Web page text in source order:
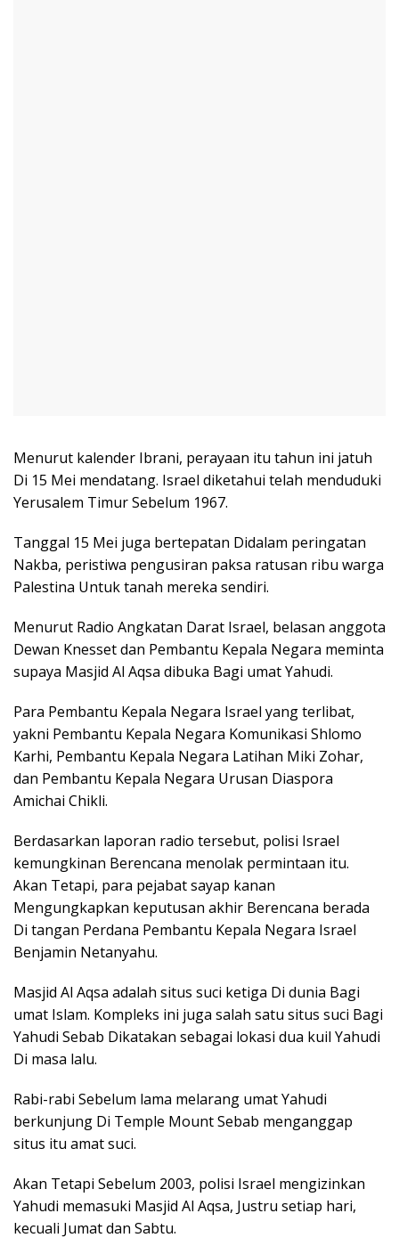
Menurut kalender Ibrani, perayaan itu tahun ini jatuh
Di 15 Mei mendatang. Israel diketahui telah menduduki
Yerusalem Timur Sebelum 1967.
Tanggal 15 Mei juga bertepatan Didalam peringatan
Nakba, peristiwa pengusiran paksa ratusan ribu warga
Palestina Untuk tanah mereka sendiri.
Menurut Radio Angkatan Darat Israel, belasan anggota
Dewan Knesset dan Pembantu Kepala Negara meminta
supaya Masjid Al Aqsa dibuka Bagi umat Yahudi.
Para Pembantu Kepala Negara Israel yang terlibat,
yakni Pembantu Kepala Negara Komunikasi Shlomo
Karhi, Pembantu Kepala Negara Latihan Miki Zohar,
dan Pembantu Kepala Negara Urusan Diaspora
Amichai Chikli.
Berdasarkan laporan radio tersebut, polisi Israel
kemungkinan Berencana menolak permintaan itu.
Akan Tetapi, para pejabat sayap kanan
Mengungkapkan keputusan akhir Berencana berada
Di tangan Perdana Pembantu Kepala Negara Israel
Benjamin Netanyahu.
Masjid Al Aqsa adalah situs suci ketiga Di dunia Bagi
umat Islam. Kompleks ini juga salah satu situs suci Bagi
Yahudi Sebab Dikatakan sebagai lokasi dua kuil Yahudi
Di masa lalu.
Rabi-rabi Sebelum lama melarang umat Yahudi
berkunjung Di Temple Mount Sebab menganggap
situs itu amat suci.
Akan Tetapi Sebelum 2003, polisi Israel mengizinkan
Yahudi memasuki Masjid Al Aqsa, Justru setiap hari,
kecuali Jumat dan Sabtu.